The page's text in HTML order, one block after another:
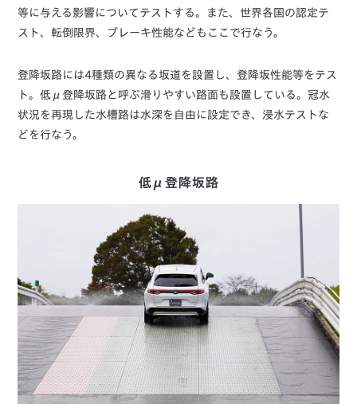
等に与える影響についてテストする。また、世界各国の認定テ
スト、転倒限界、ブレーキ性能などもここで行なう。
登降坂路には4種類の異なる坂道を設置し、登降坂性能等をテス
ト。低μ登降坂路と呼ぶ滑りやすい路面も設置している。冠水
状況を再現した水槽路は水深を自由に設定でき、浸水テストな
どを行なう。
低μ登降坂路